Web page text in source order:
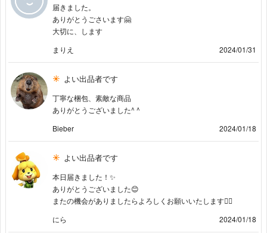
届きました。
ありがとうごさいます🤗
大切に、します
まりえ
2024/01/31
よい出品者です
丁寧な梱包、素敵な商品
ありがとうございました^ ^
Bieber
2024/01/18
よい出品者です
本日届きました！✨
ありがとうございました😊
またの機会がありましたらよろしくお願いいたします🙇‍♀️
にら
2024/01/18